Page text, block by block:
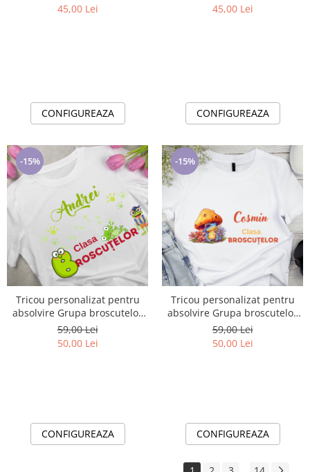
45,00 Lei
CONFIGUREAZA
45,00 Lei
CONFIGUREAZA
-15%
Tricou personalizat pentru
absolvire Grupa broscutelor
cu text sau poze ABS1022
59,00 Lei
50,00 Lei
CONFIGUREAZA
-15%
Tricou personalizat pentru
absolvire Grupa broscutelor
cu text sau poze ABS1023
59,00 Lei
50,00 Lei
CONFIGUREAZA